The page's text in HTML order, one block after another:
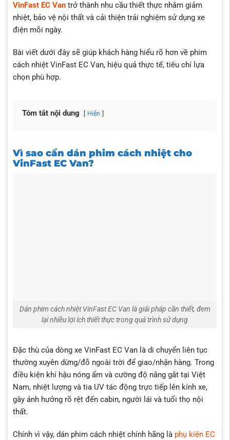
Bảo hành kỹ thuật trọn đời + bảo hành điện tử hãng từ 7–
10 năm.
Có test phim trước/sau khi dán xong
Có hỗ trợ xuất hóa đơn theo yêu cầu của khách hàng
VinFast EC Vantrở thành nhu cầu thiết thực nhằm giảm
nhiệt, bảo vệ nội thất và cải thiện trải nghiệm sử dụng xe
điện mỗi ngày.
Bài viết dưới đây sẽ giúp khách hàng hiểu rõ hơn về phim
cách nhiệt VinFast EC Van, hiệu quả thực tế, tiêu chí lựa
chọn phù hợp.
Tóm tắt nội dung Hiện
Vì sao cần dán phim cách nhiệt cho
VinFast EC Van?
Dán phim cách nhiệt VinFast EC Van là giải pháp cần thiết, đem
lại nhiều lợi ích thiết thực trong quá trình sử dụng
Đặc thù của dòng xe VinFast EC Van là di chuyển liên tục
thường xuyên dừng/đỗ ngoài trời để giao/nhận hàng. Trong
điều kiện khí hậu nóng ẩm và cường độ nắng gắt tại Việt
Nam, nhiệt lượng và tia UV tác động trực tiếp lên kính xe,
gây ảnh hưởng rõ rệt đến cabin, người lái và tuổi thọ nội
thất.
Chính vì vậy, dán phim cách nhiệt chính hãng là phụ kiện EC